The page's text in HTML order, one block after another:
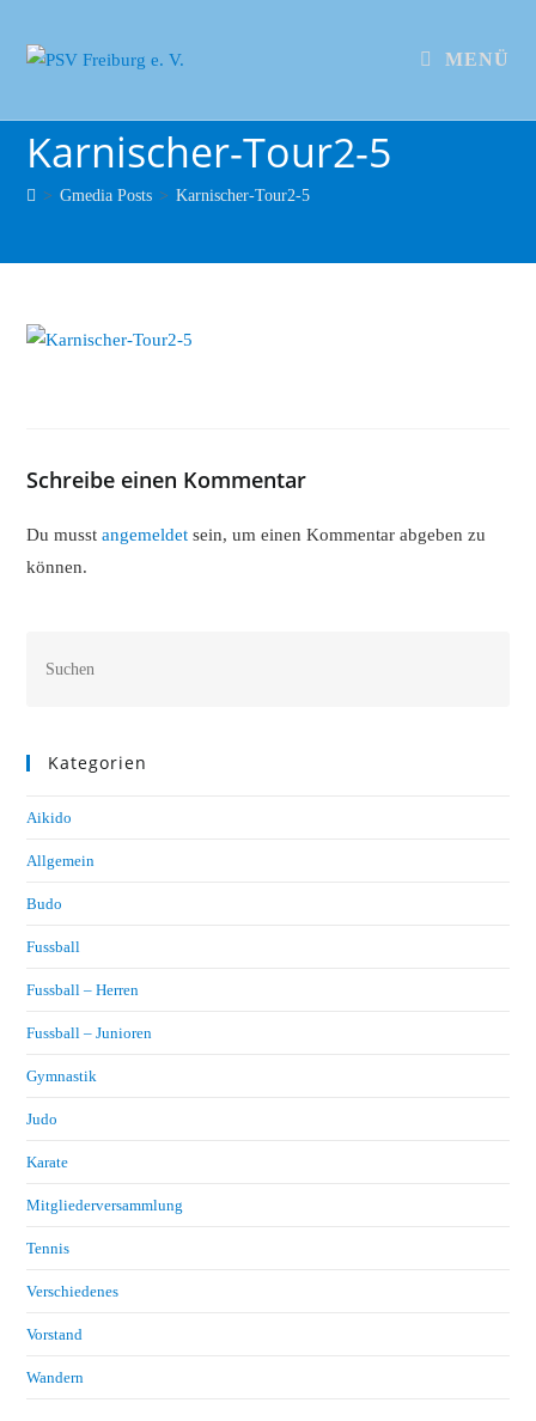
MENÜ
Karnischer-Tour2-5
> Gmedia Posts > Karnischer-Tour2-5
Schreibe einen Kommentar
Du musstangemeldet sein, um einen Kommentar abgeben zu
können.
Kategorien
Aikido
Allgemein
Budo
Fussball
Fussball – Herren
Fussball – Junioren
Gymnastik
Judo
Karate
Mitgliederversammlung
Tennis
Verschiedenes
Vorstand
Wandern